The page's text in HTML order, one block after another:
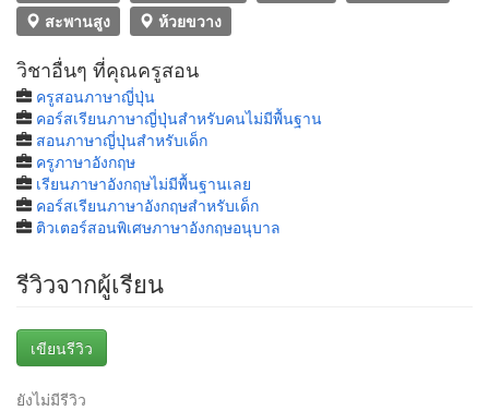
สะพานสูง
ห้วยขวาง
วิชาอื่นๆ ที่คุณครูสอน
ครูสอนภาษาญี่ปุ่น
คอร์สเรียนภาษาญี่ปุ่นสำหรับคนไม่มีพื้นฐาน
สอนภาษาญี่ปุ่นสำหรับเด็ก
ครูภาษาอังกฤษ
เรียนภาษาอังกฤษไม่มีพื้นฐานเลย
คอร์สเรียนภาษาอังกฤษสำหรับเด็ก
ติวเตอร์สอนพิเศษภาษาอังกฤษอนุบาล
รีวิวจากผู้เรียน
เขียนรีวิว
ยังไม่มีรีวิว